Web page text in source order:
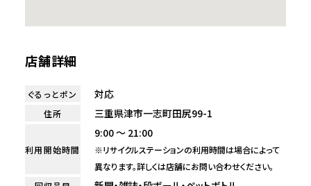
店舗詳細
ぐるっとポン 対応
住所 三重県津市一志町田尻99-1
利用開始時間
9:00 ～ 21:00
※リサイクルステーションの利用時間は場合によって
異なります。詳しくは店舗にお問い合わせください。